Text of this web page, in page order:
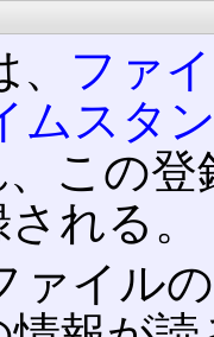
ファ
ムスタ
この
れる。
ァイル